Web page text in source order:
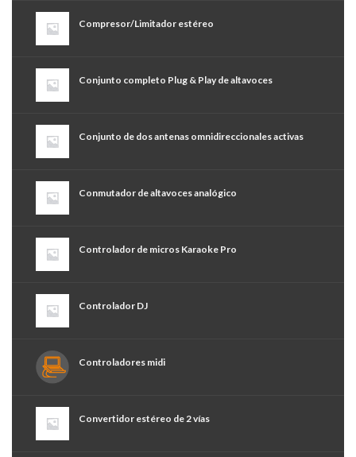
Compresor/Limitador estéreo
Conjunto completo Plug & Play de altavoces
Conjunto de dos antenas omnidireccionales activas
Conmutador de altavoces analógico
Controlador de micros Karaoke Pro
Controlador DJ
Controladores midi
Convertidor estéreo de 2 vías